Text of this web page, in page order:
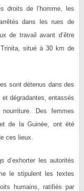
droits de l’homme, les
dans les rues de
de travail avant d’être
situé à 30 km de
sont détenus dans des
dégradantes, entassés
Des femmes
de la Guinée, ont été
ces lieux.
d’exhorter les autorités
le stipulent les textes
humains, ratifiés par